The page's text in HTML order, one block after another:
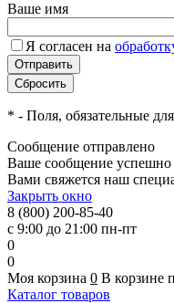
Ваше имя
Я согласен на
* - Поля, обязательные
Сообщение отправлено
Ваше сообщение успешно
Вами свяжется наш
Закрыть окно
8 (800) 200-85-40
с 9:00 до 21:00 пн-пт
0
0
Моя корзина 0 В корзине
Каталог товаров